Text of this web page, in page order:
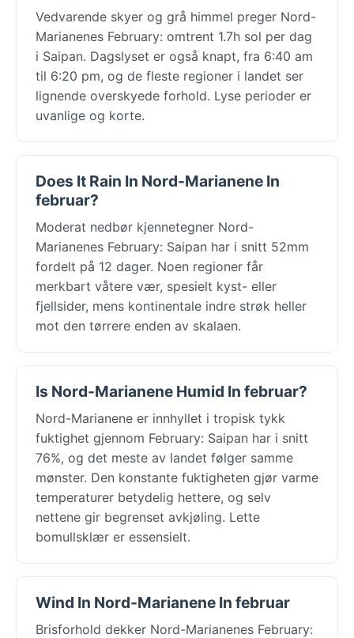
Vedvarende skyer og grå himmel preger Nord-
Marianenes February: omtrent 1.7h sol per dag
i Saipan. Dagslyset er også knapt, fra 6:40 am
til 6:20 pm, og de fleste regioner i landet ser
lignende overskyede forhold. Lyse perioder er
uvanlige og korte.
Does It Rain In Nord-Marianene In
februar?
Moderat nedbør kjennetegner Nord-
Marianenes February: Saipan har i snitt 52mm
fordelt på 12 dager. Noen regioner får
merkbart våtere vær, spesielt kyst- eller
fjellsider, mens kontinentale indre strøk heller
mot den tørrere enden av skalaen.
Is Nord-Marianene Humid In februar?
Nord-Marianene er innhyllet i tropisk tykk
fuktighet gjennom February: Saipan har i snitt
76%, og det meste av landet følger samme
mønster. Den konstante fuktigheten gjør varme
temperaturer betydelig hettere, og selv
nettene gir begrenset avkjøling. Lette
bomullsklær er essensielt.
Wind In Nord-Marianene In februar
Brisforhold dekker Nord-Marianenes February: